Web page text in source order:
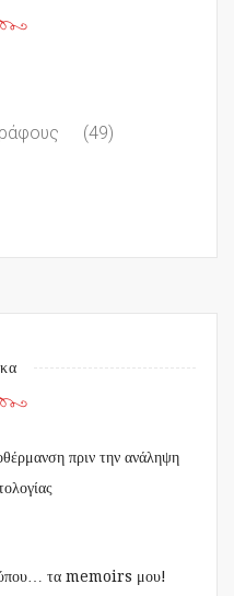
(49)
πριν την ανάληψη
τα memoirs μου!